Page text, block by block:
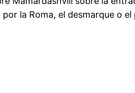
la Roma, el desmarque o el